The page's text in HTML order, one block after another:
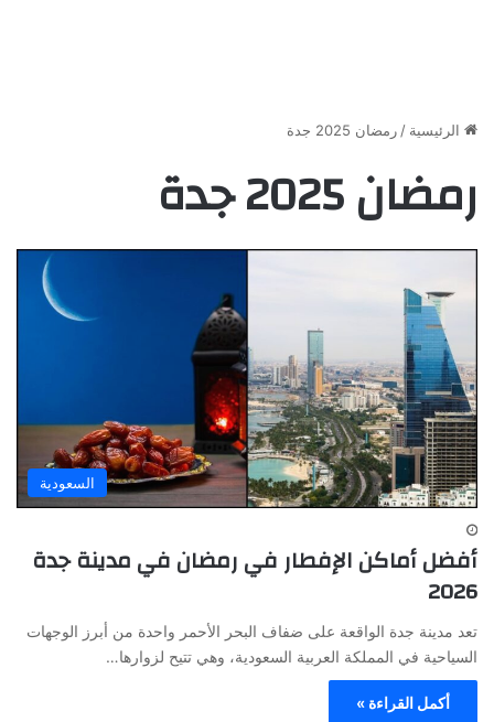
الرئيسية / رمضان 2025 جدة
رمضان 2025 جدة
السعودية
أفضل أماكن الإفطار في رمضان في مدينة جدة
2026
تعد مدينة جدة الواقعة على ضفاف البحر الأحمر واحدة من أبرز الوجهات
السياحية في المملكة العربية السعودية، وهي تتيح لزوارها…
أكمل القراءة »